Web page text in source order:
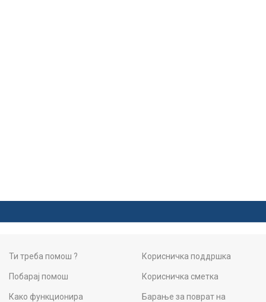
Ти треба помош ?
Побарај помош
Како функционира
Корисничка поддршка
Корисничка сметка
Барање за поврат на